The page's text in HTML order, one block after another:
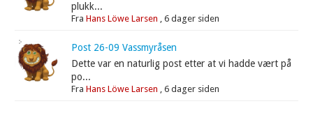
plukk...
FraHans Löwe Larsen ,6 dager siden
Post 26-09 Vassmyråsen
Dette var en naturlig post etter at vi hadde vært på
po...
FraHans Löwe Larsen ,6 dager siden